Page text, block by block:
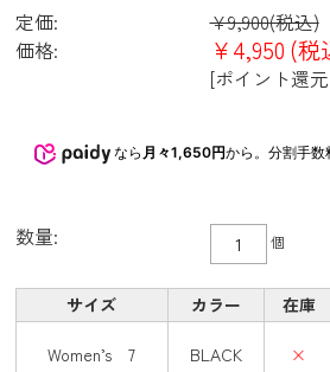
定価: ¥9,900(税込)
価格:
¥4,950 (税
[ポイント還
なら 月々1,650円から。分割手数
数量: 個
サイズ カラー 在庫
Women’s 7 BLACK ×